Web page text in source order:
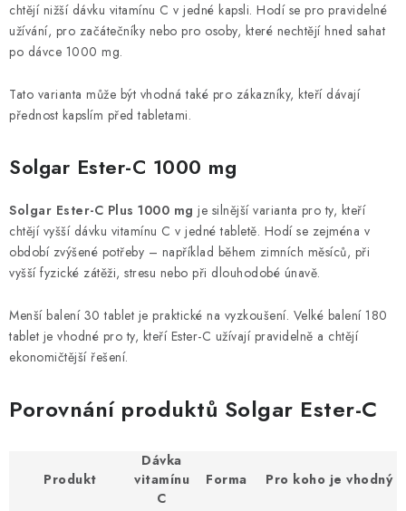
chtějí nižší dávku vitamínu C v jedné kapsli. Hodí se pro pravidelné
užívání, pro začátečníky nebo pro osoby, které nechtějí hned sahat
po dávce 1000 mg.
Tato varianta může být vhodná také pro zákazníky, kteří dávají
přednost kapslím před tabletami.
Solgar Ester-C 1000 mg
Solgar Ester-C Plus 1000 mg je silnější varianta pro ty, kteří
chtějí vyšší dávku vitamínu C v jedné tabletě. Hodí se zejména v
období zvýšené potřeby – například během zimních měsíců, při
vyšší fyzické zátěži, stresu nebo při dlouhodobé únavě.
Menší balení 30 tablet je praktické na vyzkoušení. Velké balení 180
tablet je vhodné pro ty, kteří Ester-C užívají pravidelně a chtějí
ekonomičtější řešení.
Porovnání produktů Solgar Ester-C
Produkt
Dávka
vitamínu
C
Forma Pro koho je vhodný